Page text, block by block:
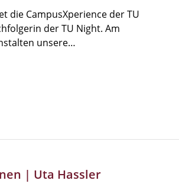
die CampusXperience der TU
der TU Night. Am
unsere…
| Uta Hassler